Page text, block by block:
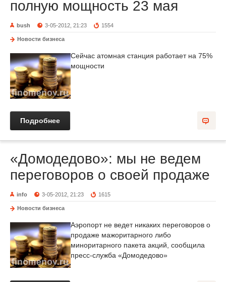
полную мощность 23 мая
bush 3-05-2012, 21:23 1554
Новости бизнеса
Сейчас атомная станция работает на 75%
мощности
Подробнее
«Домодедово»: мы не ведем
переговоров о своей продаже
info 3-05-2012, 21:23 1615
Новости бизнеса
Аэропорт не ведет никаких переговоров о
продаже мажоритарного либо
миноритарного пакета акций, сообщила
пресс-служба «Домодедово»